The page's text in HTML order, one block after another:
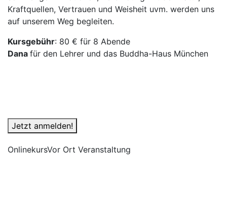
Kraftquellen, Vertrauen und Weisheit uvm. werden uns
auf unserem Weg begleiten.
Kursgebühr: 80 € für 8 Abende
Dana für den Lehrer und das Buddha-Haus München
Jetzt anmelden!
OnlinekursVor Ort Veranstaltung